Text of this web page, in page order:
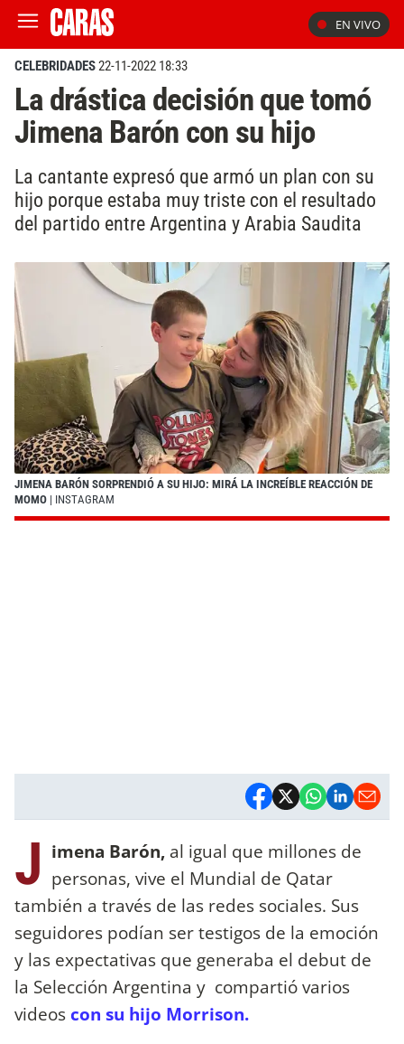
EN VIVO
CELEBRIDADES22-11-2022 18:33
La drástica decisión que tomó
Jimena Barón con su hijo
La cantante expresó que armó un plan con su
hijo porque estaba muy triste con el resultado
del partido entre Argentina y Arabia Saudita
JIMENA BARÓN SORPRENDIÓ A SU HIJO: MIRÁ LA INCREÍBLE REACCIÓN DE
MOMO | INSTAGRAM
J imena Barón, al igual que millones de
personas, vive el Mundial de Qatar
también a través de las redes sociales. Sus
seguidores podían ser testigos de la emoción
y las expectativas que generaba el debut de
la Selección Argentina y compartió varios
videos con su hijo Morrison.